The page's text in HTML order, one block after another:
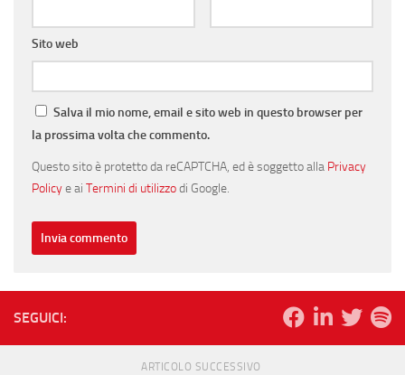
Sito web
Salva il mio nome, email e sito web in questo browser per
la prossima volta che commento.
Questo sito è protetto da reCAPTCHA, ed è soggetto alla Privacy
Policye ai Termini di utilizzodi Google.
SEGUICI:
ARTICOLO SUCCESSIVO